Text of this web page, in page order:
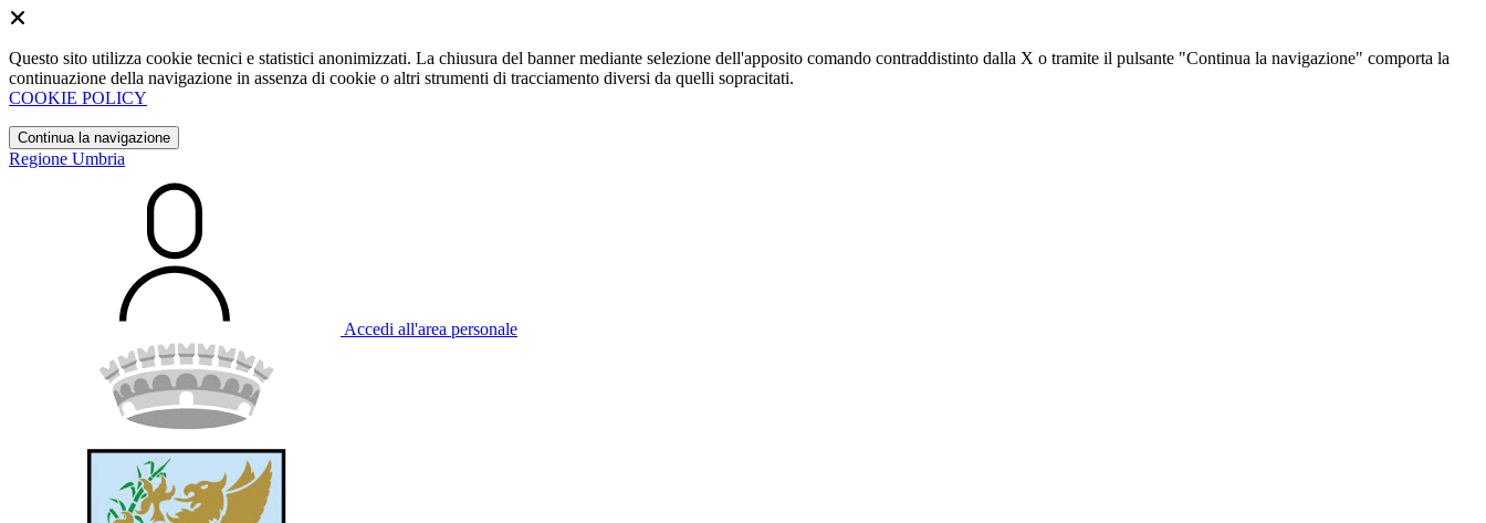
Questo sito utilizza cookie tecnici e statistici anonimizzati. La chiusura del banner mediante selezione dell'apposito comando contraddistinto dalla X o tramite il pulsante "Continua la navigazione" comporta la
continuazione della navigazione in assenza di cookie o altri strumenti di tracciamento diversi da quelli sopracitati.
COOKIE POLICY
Continua la navigazione
Regione Umbria
Accedi all'area personale